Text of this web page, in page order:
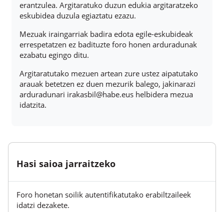
erantzulea. Argitaratuko duzun edukia argitaratzeko
eskubidea duzula egiaztatu ezazu.
Mezuak iraingarriak badira edota egile-eskubideak
errespetatzen ez badituzte foro honen arduradunak
ezabatu egingo ditu.
Argitaratutako mezuen artean zure ustez aipatutako
arauak betetzen ez duen mezurik balego, jakinarazi
arduradunari irakasbil@habe.eus helbidera mezua
idatzita.
Hasi saioa jarraitzeko
Foro honetan soilik autentifikatutako erabiltzaileek
idatzi dezakete.